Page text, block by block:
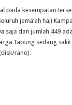
pada kesempatan
jema’ah haji
saja dari jumlah 449
Tapung sedang
rano).